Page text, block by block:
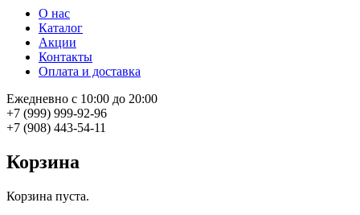
О нас
Каталог
Акции
Контакты
Оплата и доставка
Ежедневно с 10:00 до 20:00
+7 (999) 999-92-96
+7 (908) 443-54-11
Корзина
Корзина пуста.